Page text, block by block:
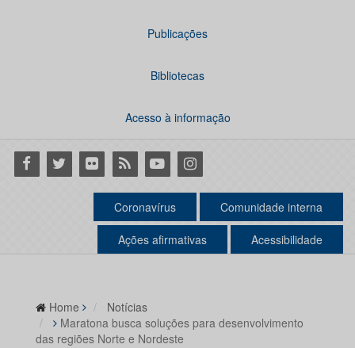
Publicações
Bibliotecas
Acesso à informação
Facebook
Twitter Flickr RSS YoutubeInstagram
Coronavírus Comunidade interna
Ações afirmativas Acessibilidade
Home
Notícias
Maratona busca soluções para desenvolvimento
das regiões Norte e Nordeste